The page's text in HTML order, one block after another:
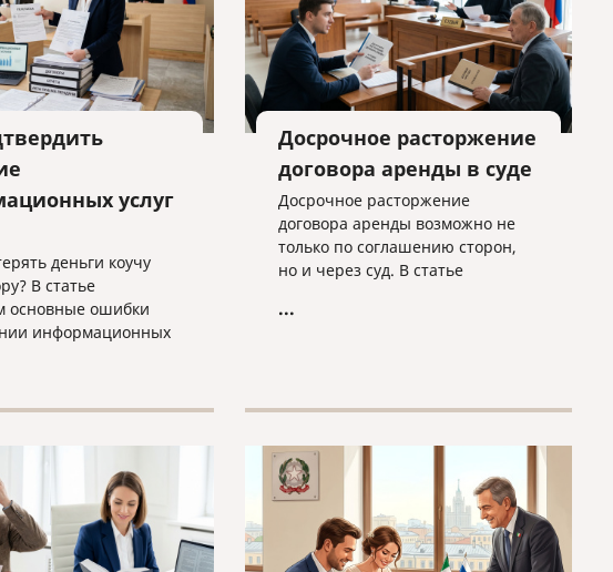
услуг
деньги коучу
В статье
основные ошибки
информационных
факт работы в
путь к
неосновательного
Досрочное расторжение
договора аренды в суде
Досрочное расторжение
договора аренды возможно не
только по соглашению сторон,
но и через суд. В статье
для расторжения, типичные
...